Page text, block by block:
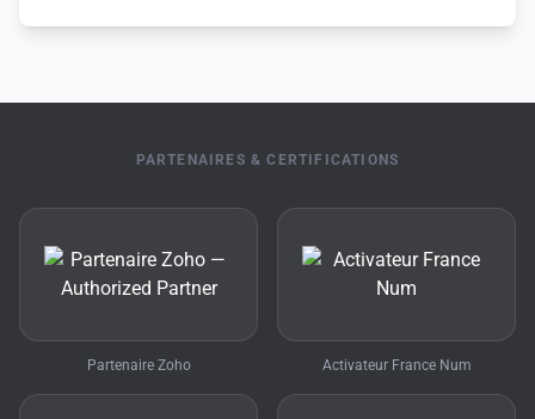
PARTENAIRES & CERTIFICATIONS
Partenaire Zoho Activateur France Num